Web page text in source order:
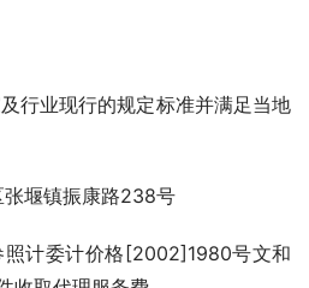
行业现行的规定标准并满足当地
张堰镇振康路238号
计委计价格[2002]1980号文和